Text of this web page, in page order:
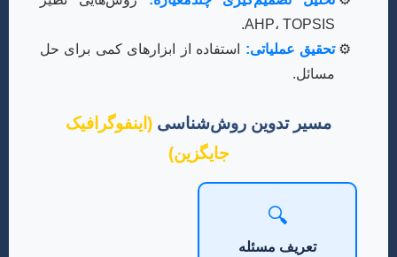
AHP، TOPSIS.
تحقیق عملیاتی: استفاده از ابزارهای کمی برای حل
مسائل.
مسیر تدوین روش‌شناسی (اینفوگرافیک
جایگزین)
🔍
تعریف مسئله